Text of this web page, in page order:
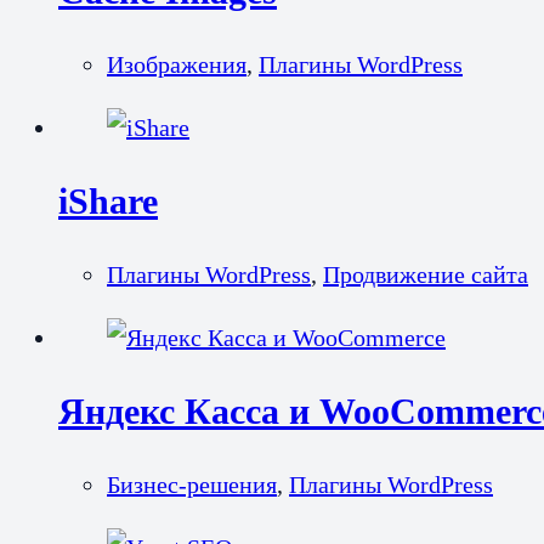
Изображения, Плагины WordPress
iShare
Плагины WordPress, Продвижение сайта
Яндекс Касса и
Бизнес-решения, Плагины WordPress